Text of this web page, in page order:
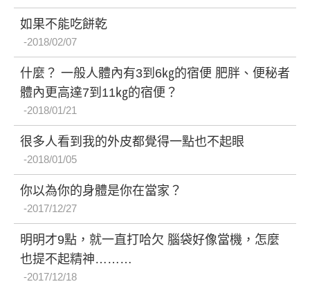
如果不能吃餅乾
2018/02/07
什麼？ 一般人體內有3到6㎏的宿便 肥胖、便秘者
體內更高達7到11㎏的宿便？
2018/01/21
很多人看到我的外皮都覺得一點也不起眼
2018/01/05
你以為你的身體是你在當家？
2017/12/27
明明才9點，就一直打哈欠 腦袋好像當機，怎麼
也提不起精神………
2017/12/18